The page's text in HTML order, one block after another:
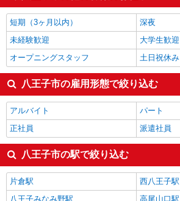
家電・携帯販売1,637円
中型（2t・4t）ドライバー1,630円
八王子市の他の職種の平均時給を見る
短期（3ヶ月以内）
深夜
未経験歓迎
大学生歓迎
オープニングスタッフ
土日祝休み
八王子市の雇用形態で絞り込む
アルバイト
パート
正社員
派遣社員
八王子市の駅で絞り込む
片倉駅
西八王子駅
八王子みなみ野駅
高尾山口駅